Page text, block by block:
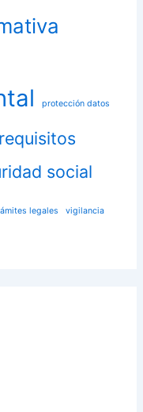
protección datos
requisitos
social
legales vigilancia